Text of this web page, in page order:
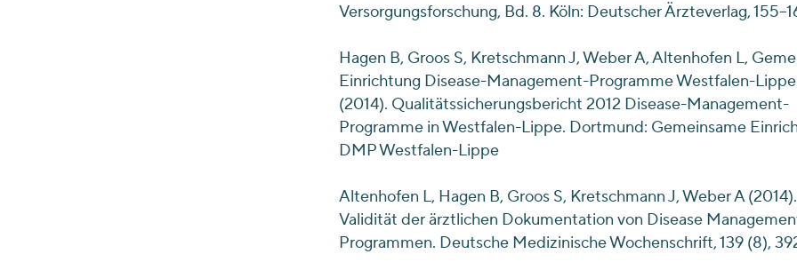
Versorgungsforschung, Bd. 8. Köln: Deutscher Ärzteverlag,
Hagen B, Groos S, Kretschmann J, Weber A, Altenhofen L,
Einrichtung Disease-Management-Programme Westfalen-
(2014). Qualitätssicherungsbericht 2012 Disease-Management-
Programme in Westfalen-Lippe. Dortmund: Gemeinsame
DMP Westfalen-Lippe
Altenhofen L, Hagen B, Groos S, Kretschmann J, Weber A (2014).
Validität der ärztlichen Dokumentation von Disease
Programmen. Deutsche Medizinische Wochenschrift, 139 (8),